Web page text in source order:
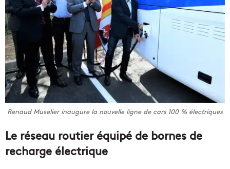
Renaud Muselier inaugure la nouvelle ligne de cars 100 % électriques
Le réseau routier équipé de bornes de
recharge électrique